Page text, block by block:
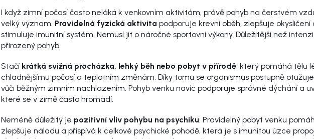
I když zimní počasí často neláká k venkovním aktivitám, právě pohyb na čerstvém
velký význam. Pravidelná fyzická aktivita podporuje krevní oběh, zlepšuje
stimuluje imunitní systém. Nemusí jít o náročné sportovní výkony. Důležitější než
přirozený pohyb.
Stačí krátká svižná procházka, lehký běh nebo pobyt v přírodě, který pomáhá tělu
chladnějšímu počasí a teplotním změnám. Díky tomu se organismus postupně
vůči běžným zimním nachlazením. Pohyb venku navíc podporuje správné dýchání a
které se v zimě často hromadí.
Neméně důležitý je pozitivní vliv pohybu na psychiku. Pravidelný pobyt venku
zlepšuje náladu a přispívá k celkové psychické pohodě, která je s imunitou úzce